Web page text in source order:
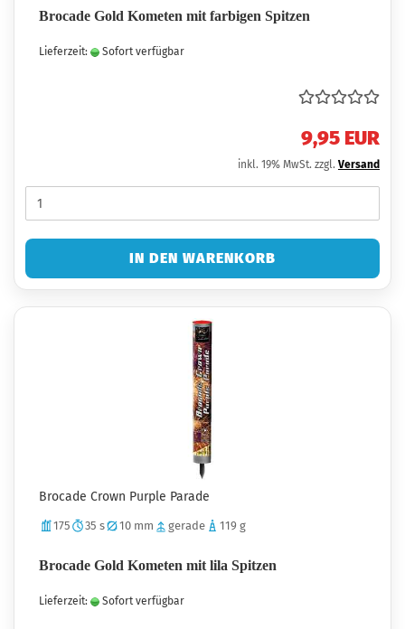
Brocade Gold Kometen mit farbigen Spitzen
Lieferzeit: Sofort verfügbar
9,95 EUR
inkl. 19% MwSt. zzgl. Versand
IN DEN WARENKORB
Brocade Crown Purple Parade
175 35 s 10 mm gerade 119 g
Brocade Gold Kometen mit lila Spitzen
Lieferzeit: Sofort verfügbar